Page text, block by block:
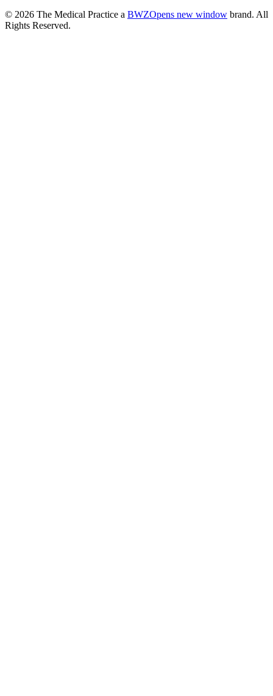
© 2026 The Medical Practice a BWZOpens new window brand. All
Rights Reserved.